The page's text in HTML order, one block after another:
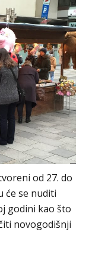
od 27. do
će se nuditi
godini kao što
novogodišnji